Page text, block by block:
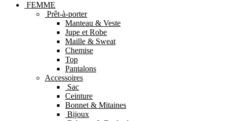
FEMME
Prêt-à-porter
Manteau & Veste
Jupe et Robe
Maille & Sweat
Chemise
Top
Pantalons
Accessoires
Sac
Ceinture
Bonnet & Mitaines
Bijoux